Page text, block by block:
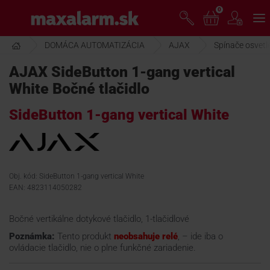
hlavnému
obsahu
www.maxalarm.sk
AKCIA MESIACA
PRODUKTY
SPOLOČNOSŤ
ŠKOLENIE
PODPORA
0
DOMÁCA AUTOMATIZÁCIA AJAX Spínače
AJAX SideButton 1-gang vertical
White Bočné tlačidlo
SideButton 1-gang vertical White
Obj. kód: SideButton 1-gang vertical White
EAN: 4823114050282
Bočné vertikálne dotykové tlačidlo, 1-tlačidlové
Poznámka: Tento produkt neobsahuje relé, – ide iba o
ovládacie tlačidlo, nie o plne funkčné zariadenie.